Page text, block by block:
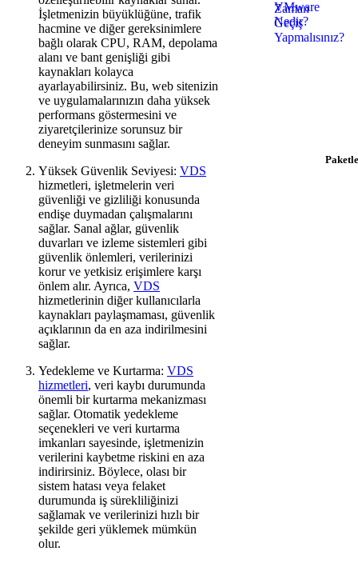
İşletmenizin büyüklüğüne, trafik
hacmine ve diğer gereksinimlere
bağlı olarak CPU, RAM, depolama
alanı ve bant genişliği gibi
kaynakları kolayca
ayarlayabilirsiniz. Bu, web sitenizin
ve uygulamalarınızın daha yüksek
performans göstermesini ve
ziyaretçilerinize sorunsuz bir
deneyim sunmasını sağlar.
Yüksek Güvenlik Seviyesi: VDS
hizmetleri, işletmelerin veri
güvenliği ve gizliliği konusunda
endişe duymadan çalışmalarını
sağlar. Sanal ağlar, güvenlik
duvarları ve izleme sistemleri gibi
güvenlik önlemleri, verilerinizi
korur ve yetkisiz erişimlere karşı
önlem alır. Ayrıca, VDS
hizmetlerinin diğer kullanıcılarla
kaynakları paylaşmaması, güvenlik
açıklarının da en aza indirilmesini
sağlar.
Yedekleme ve Kurtarma: VDS
hizmetleri, veri kaybı durumunda
önemli bir kurtarma mekanizması
sağlar. Otomatik yedekleme
seçenekleri ve veri kurtarma
imkanları sayesinde, işletmenizin
verilerini kaybetme riskini en aza
indirirsiniz. Böylece, olası bir
sistem hatası veya felaket
durumunda iş sürekliliğinizi
sağlamak ve verilerinizi hızlı bir
şekilde geri yüklemek mümkün
olur.